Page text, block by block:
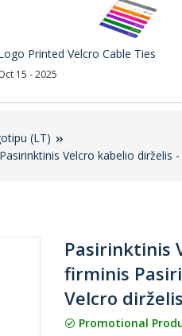
Printed Velcro Cable Ties
15 - 2025
(LT)
Velcro kabelio dirželis
Pasirinktinis
firminis
Velcro
Promotional